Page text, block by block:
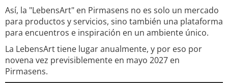
Así, la "LebensArt" en Pirmasens no es solo un mercado
para productos y servicios, sino también una plataforma
para encuentros e inspiración en un ambiente único.
La LebensArt tiene lugar anualmente, y por eso por
novena vez previsiblemente en mayo 2027 en
Pirmasens.